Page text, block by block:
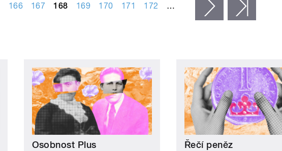
166 167 168 169 170 171 172 … následující ›
Osobnost Plus Řečí peněz